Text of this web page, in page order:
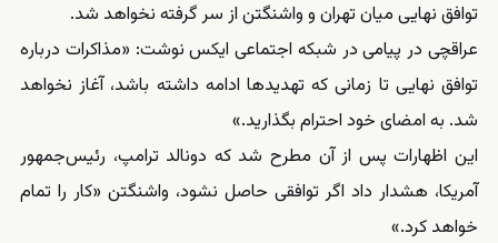
توافق نهایی میان تهران و واشنگتن از سر گرفته نخواهد شد.
عراقچی در پیامی در شبکه اجتماعی ایکس نوشت: «مذاکرات درباره
توافق نهایی تا زمانی که تهدیدها ادامه داشته باشد، آغاز نخواهد
شد. به امضای خود احترام بگذارید.»
این اظهارات پس از آن مطرح شد که دونالد ترامپ، رئیس‌جمهور
آمریکا، هشدار داد اگر توافقی حاصل نشود، واشنگتن «کار را تمام
خواهد کرد.»